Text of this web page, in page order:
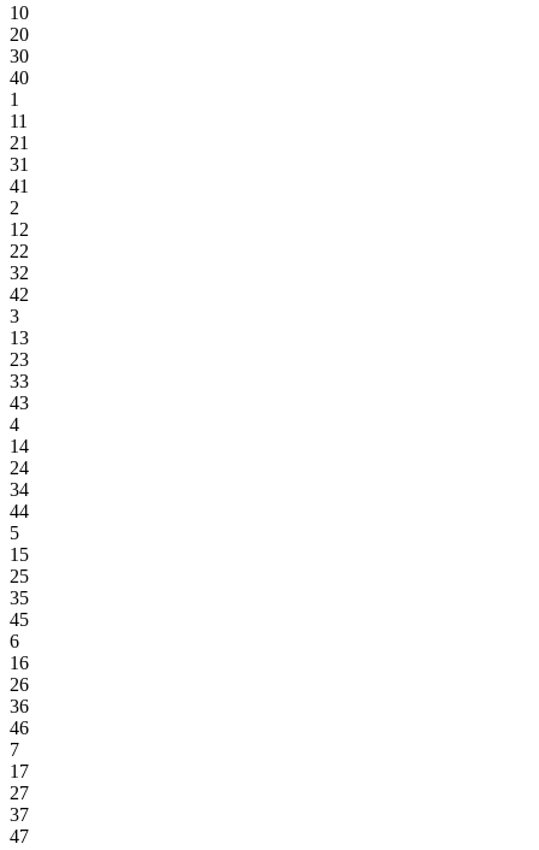
10
20
30
40
1
11
21
31
41
2
12
22
32
42
3
13
23
33
43
4
14
24
34
44
5
15
25
35
45
6
16
26
36
46
7
17
27
37
47